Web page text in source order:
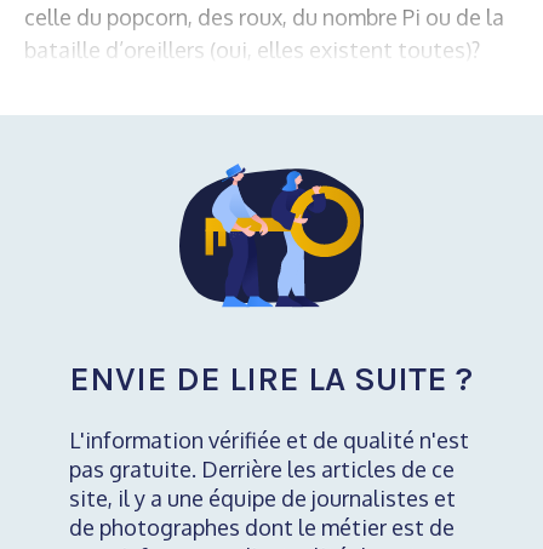
celle du popcorn, des roux, du nombre Pi ou de la
bataille d’oreillers (oui, elles existent toutes)?
ENVIE DE LIRE LA SUITE ?
L'information vérifiée et de qualité n'est
pas gratuite. Derrière les articles de ce
site, il y a une équipe de journalistes et
de photographes dont le métier est de